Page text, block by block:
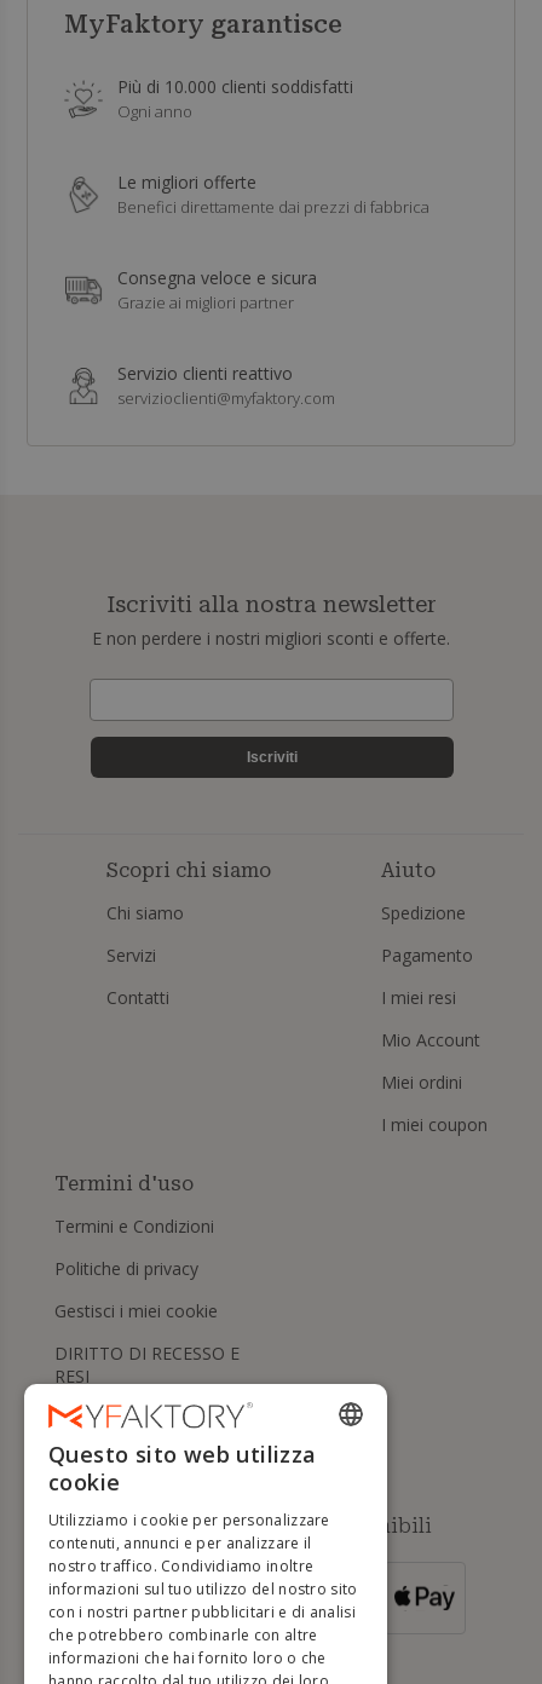
MyFaktory garantisce
Più di 10.000 clienti soddisfatti
Ogni anno
Le migliori offerte
Benefici direttamente dai prezzi di fabbrica
Consegna veloce e sicura
Grazie ai migliori partner
Servizio clienti reattivo
servizioclienti@myfaktory.com
Iscriviti alla nostra newsletter
E non perdere i nostri migliori sconti e offerte.
Iscriviti
Scopri chi siamo
Chi siamo
Servizi
Contatti
Aiuto
Spedizione
Pagamento
I miei resi
Mio Account
Miei ordini
I miei coupon
Termini d'uso
Termini e Condizioni
Politiche di privacy
Gestisci i miei cookie
DIRITTO DI RECESSO E
RESI
Aiuto
Metodi di pagamento disponibili
SUPERIORI A
500 €
ENGLISH
DUTCH
GERMAN
PORTUGUESE
Questo sito web utilizza
cookie
Utilizziamo i cookie per personalizzare
contenuti, annunci e per analizzare il
nostro traffico. Condividiamo inoltre
informazioni sul tuo utilizzo del nostro sito
con i nostri partner pubblicitari e di analisi
che potrebbero combinarle con altre
informazioni che hai fornito loro o che